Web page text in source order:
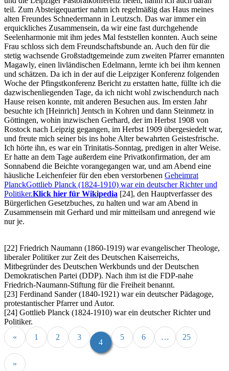
teil. Zum Absteigequartier nahm ich regelmäßig das Haus meines
alten Freundes Schnedermann in Leutzsch. Das war immer ein
erquickliches Zusammensein, da wir eine fast durchgehende
Seelenharmonie mit ihm jedes Mal feststellen konnten. Auch seine
Frau schloss sich dem Freundschaftsbunde an. Auch den für die
stetig wachsende Großstadtgemeinde zum zweiten Pfarrer ernannten
Magawly, einen livländischen Edelmann, lernte ich bei ihm kennen
und schätzen. Da ich in der auf die Leipziger Konferenz folgenden
Woche der Pfingstkonferenz Bericht zu erstatten hatte, füllte ich die
dazwischenliegenden Tage, da ich nicht wohl zwischendurch nach
Hause reisen konnte, mit anderen Besuchen aus. Im ersten Jahr
besuchte ich [Heinrich] Jentsch in Kohren und dann Steinmetz in
Göttingen, wohin inzwischen Gerhard, der im Herbst 1908 von
Rostock nach Leipzig gegangen, im Herbst 1909 übergesiedelt war,
und freute mich seiner bis ins hohe Alter bewahrten Geistesfrische.
Ich hörte ihn, es war ein Trinitatis-Sonntag, predigen in alter Weise.
Er hatte an dem Tage außerdem eine Privatkonfirmation, der am
Sonnabend die Beichte vorangegangen war, und am Abend eine
häusliche Leichenfeier für den eben verstorbenen Geheimrat
PlanckGottlieb Planck (1824-1910) war ein deutscher Richter und
Politiker.Klick hier für Wikipedia [24], den Hauptverfasser des
Bürgerlichen Gesetzbuches, zu halten und war am Abend in
Zusammensein mit Gerhard und mir mitteilsam und anregend wie
nur je.
[22] Friedrich Naumann (1860-1919) war evangelischer Theologe,
liberaler Politiker zur Zeit des Deutschen Kaiserreichs,
Mitbegründer des Deutschen Werkbunds und der Deutschen
Demokratischen Partei (DDP). Nach ihm ist die FDP-nahe
Friedrich-Naumann-Stiftung für die Freiheit benannt.
[23] Ferdinand Sander (1840-1921) war ein deutscher Pädagoge,
protestantischer Pfarrer und Autor.
[24] Gottlieb Planck (1824-1910) war ein deutscher Richter und
Politiker.
«
1 2 3
4
5 6 … 25
»